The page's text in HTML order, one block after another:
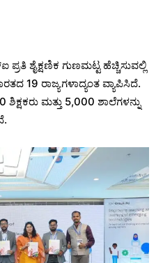
ಶೈಕ್ಷಣಿಕ ಗುಣಮಟ್ಟ ಹೆಚ್ಚಿಸುವಲ್ಲಿ
19 ರಾಜ್ಯಗಳಾದ್ಯಂತ ವ್ಯಾಪಿಸಿದೆ.
ಮತ್ತು 5,000 ಶಾಲೆಗಳನ್ನು